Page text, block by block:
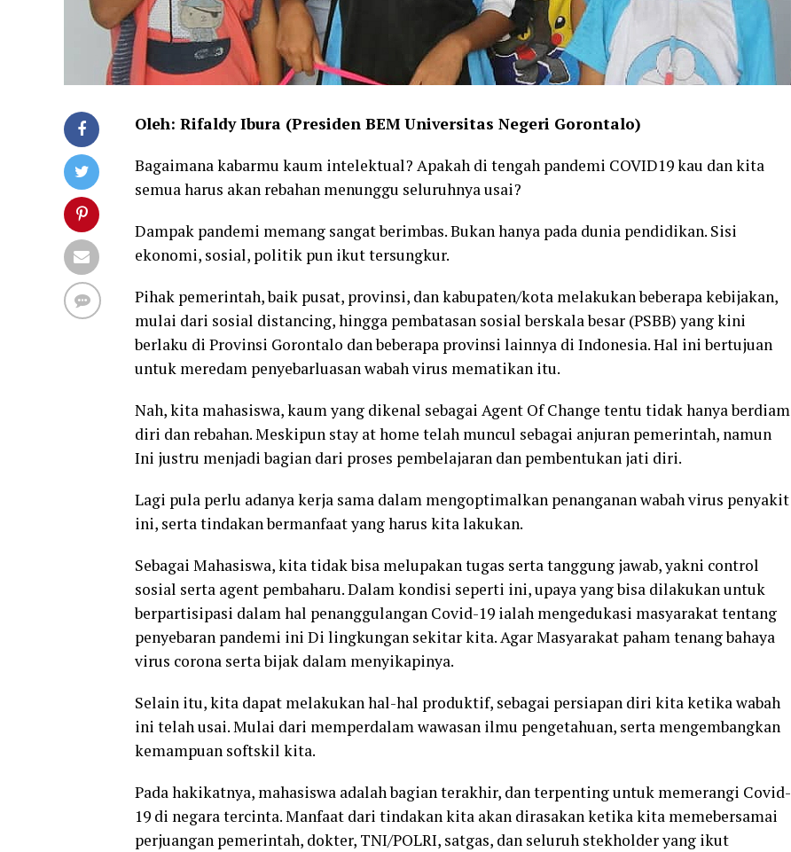
Oleh: Rifaldy Ibura (Presiden BEM Universitas Negeri Gorontalo)
Bagaimana kabarmu kaum intelektual? Apakah di tengah pandemi COVID19 kau dan kita
semua harus akan rebahan menunggu seluruhnya usai?
Dampak pandemi memang sangat berimbas. Bukan hanya pada dunia pendidikan. Sisi
ekonomi, sosial, politik pun ikut tersungkur.
Pihak pemerintah, baik pusat, provinsi, dan kabupaten/kota melakukan beberapa kebijakan,
mulai dari sosial distancing, hingga pembatasan sosial berskala besar (PSBB) yang kini
berlaku di Provinsi Gorontalo dan beberapa provinsi lainnya di Indonesia. Hal ini bertujuan
untuk meredam penyebarluasan wabah virus mematikan itu.
Nah, kita mahasiswa, kaum yang dikenal sebagai Agent Of Change tentu tidak hanya berdiam
diri dan rebahan. Meskipun stay at home telah muncul sebagai anjuran pemerintah, namun
Ini justru menjadi bagian dari proses pembelajaran dan pembentukan jati diri.
Lagi pula perlu adanya kerja sama dalam mengoptimalkan penanganan wabah virus penyakit
ini, serta tindakan bermanfaat yang harus kita lakukan.
Sebagai Mahasiswa, kita tidak bisa melupakan tugas serta tanggung jawab, yakni control
sosial serta agent pembaharu. Dalam kondisi seperti ini, upaya yang bisa dilakukan untuk
berpartisipasi dalam hal penanggulangan Covid-19 ialah mengedukasi masyarakat tentang
penyebaran pandemi ini Di lingkungan sekitar kita. Agar Masyarakat paham tenang bahaya
virus corona serta bijak dalam menyikapinya.
Selain itu, kita dapat melakukan hal-hal produktif, sebagai persiapan diri kita ketika wabah
ini telah usai. Mulai dari memperdalam wawasan ilmu pengetahuan, serta mengembangkan
kemampuan softskil kita.
Pada hakikatnya, mahasiswa adalah bagian terakhir, dan terpenting untuk memerangi Covid-
19 di negara tercinta. Manfaat dari tindakan kita akan dirasakan ketika kita memebersamai
perjuangan pemerintah, dokter, TNI/POLRI, satgas, dan seluruh stekholder yang ikut